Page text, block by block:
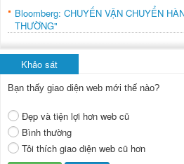
Bloomberg: CHUYẾN VẬN CHUYỂN
THƯỜNG"
Khảo sát
Bạn thấy giao diện web mới thế nào?
Đẹp và tiện lợi hơn web cũ
Bình thường
Tôi thích giao diện web cũ hơn